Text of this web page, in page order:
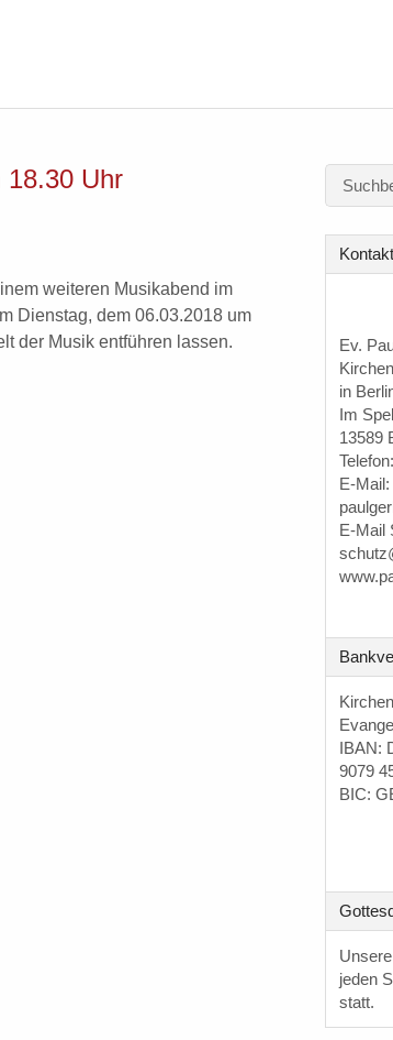
18.30 Uhr
weiteren Musikabend im
Dienstag, dem 06.03.2018 um
der Musik entführen lassen.
Kontakt
Ev.
in
Im
13589
E-Mail:
E-Mail
IBAN:
9079
BIC:
jeden
statt.